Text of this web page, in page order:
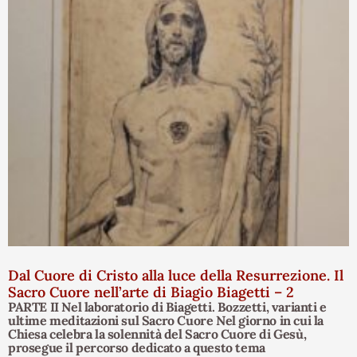
Dal Cuore di Cristo alla luce della Resurrezione. Il
Sacro Cuore nell’arte di Biagio Biagetti – 2
PARTE II Nel laboratorio di Biagetti. Bozzetti, varianti e
ultime meditazioni sul Sacro Cuore Nel giorno in cui la
Chiesa celebra la solennità del Sacro Cuore di Gesù,
prosegue il percorso dedicato a questo tema